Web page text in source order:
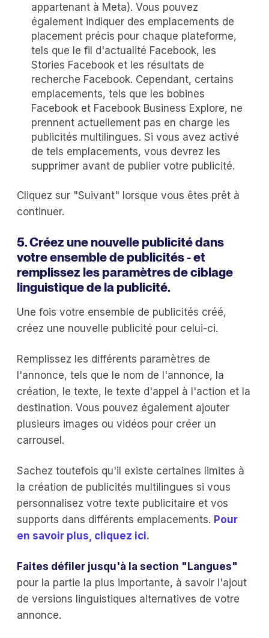
appartenant à Meta). Vous pouvez
également indiquer des emplacements de
placement précis pour chaque plateforme,
tels que le fil d'actualité Facebook, les
Stories Facebook et les résultats de
recherche Facebook. Cependant, certains
emplacements, tels que les bobines
Facebook et Facebook Business Explore, ne
prennent actuellement pas en charge les
publicités multilingues. Si vous avez activé
de tels emplacements, vous devrez les
supprimer avant de publier votre publicité.
Cliquez sur "Suivant" lorsque vous êtes prêt à
continuer.
5. Créez une nouvelle publicité dans
votre ensemble de publicités - et
remplissez les paramètres de ciblage
linguistique de la publicité.
Une fois votre ensemble de publicités créé,
créez une nouvelle publicité pour celui-ci.
Remplissez les différents paramètres de
l'annonce, tels que le nom de l'annonce, la
création, le texte, le texte d'appel à l'action et la
destination. Vous pouvez également ajouter
plusieurs images ou vidéos pour créer un
carrousel.
Sachez toutefois qu'il existe certaines limites à
la création de publicités multilingues si vous
personnalisez votre texte publicitaire et vos
supports dans différents emplacements. Pour
en savoir plus, cliquez ici.
Faites défiler jusqu'à la section "Langues"
pour la partie la plus importante, à savoir l'ajout
de versions linguistiques alternatives de votre
annonce.